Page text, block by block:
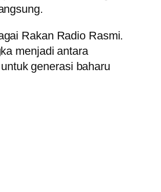
Rakan Radio Rasmi.
menjadi antara
generasi baharu